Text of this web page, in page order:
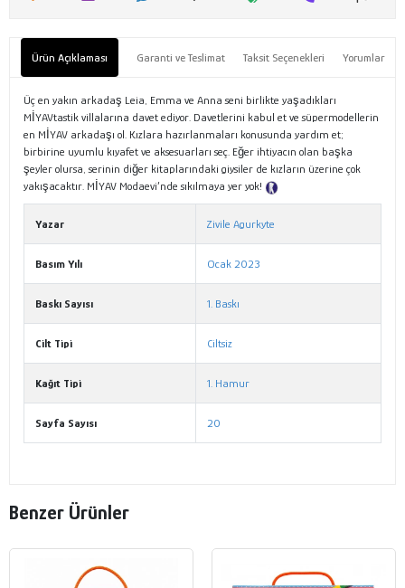
Ürün Açıklaması Garanti ve Teslimat Taksit Seçenekleri Yorumlar
Üç en yakın arkadaş Leia, Emma ve Anna seni birlikte yaşadıkları
MİYAVtastik villalarına davet ediyor. Davetlerini kabul et ve süpermodellerin
en MİYAV arkadaşı ol. Kızlara hazırlanmaları konusunda yardım et;
birbirine uyumlu kıyafet ve aksesuarları seç. Eğer ihtiyacın olan başka
şeyler olursa, serinin diğer kitaplarındaki giysiler de kızların üzerine çok
yakışacaktır. MİYAV Modaevi’nde sıkılmaya yer yok!
Yazar Zivile Agurkyte
Basım Yılı Ocak 2023
Baskı Sayısı 1. Baskı
Cilt Tipi Ciltsiz
Kağıt Tipi 1. Hamur
Sayfa Sayısı 20
Benzer Ürünler